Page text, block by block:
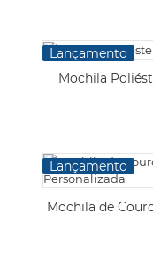
Lançamento
Mochila
Lançamento
Mochila de